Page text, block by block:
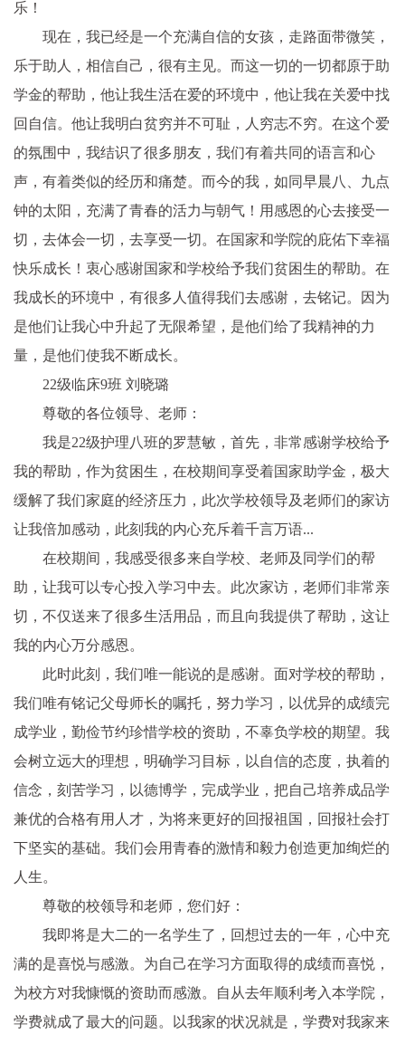
乐！
现在，我已经是一个充满自信的女孩，走路面带微笑，
乐于助人，相信自己，很有主见。而这一切的一切都原于助
学金的帮助，他让我生活在爱的环境中，他让我在关爱中找
回自信。他让我明白贫穷并不可耻，人穷志不穷。在这个爱
的氛围中，我结识了很多朋友，我们有着共同的语言和心
声，有着类似的经历和痛楚。而今的我，如同早晨八、九点
钟的太阳，充满了青春的活力与朝气！用感恩的心去接受一
切，去体会一切，去享受一切。在国家和学院的庇佑下幸福
快乐成长！衷心感谢国家和学校给予我们贫困生的帮助。在
我成长的环境中，有很多人值得我们去感谢，去铭记。因为
是他们让我心中升起了无限希望，是他们给了我精神的力
量，是他们使我不断成长。
22级临床9班 刘晓璐
尊敬的各位领导、老师：
我是22级护理八班的罗慧敏，首先，非常感谢学校给予
我的帮助，作为贫困生，在校期间享受着国家助学金，极大
缓解了我们家庭的经济压力，此次学校领导及老师们的家访
让我倍加感动，此刻我的内心充斥着千言万语...
在校期间，我感受很多来自学校、老师及同学们的帮
助，让我可以专心投入学习中去。此次家访，老师们非常亲
切，不仅送来了很多生活用品，而且向我提供了帮助，这让
我的内心万分感恩。
此时此刻，我们唯一能说的是感谢。面对学校的帮助，
我们唯有铭记父母师长的嘱托，努力学习，以优异的成绩完
成学业，勤俭节约珍惜学校的资助，不辜负学校的期望。我
会树立远大的理想，明确学习目标，以自信的态度，执着的
信念，刻苦学习，以德博学，完成学业，把自己培养成品学
兼优的合格有用人才，为将来更好的回报祖国，回报社会打
下坚实的基础。我们会用青春的激情和毅力创造更加绚烂的
人生。
尊敬的校领导和老师，您们好：
我即将是大二的一名学生了，回想过去的一年，心中充
满的是喜悦与感激。为自己在学习方面取得的成绩而喜悦，
为校方对我慷慨的资助而感激。自从去年顺利考入本学院，
学费就成了最大的问题。以我家的状况就是，学费对我家来